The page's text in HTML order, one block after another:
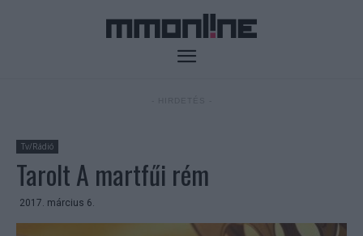
Tv/Rádió
Tarolt A martfűi rém
2017. március 6.